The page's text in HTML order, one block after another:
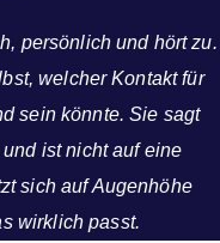
persönlich und hört zu.
welcher Kontakt für
sein könnte. Sie sagt
ist nicht auf eine
sich auf Augenhöhe
wirklich passt.